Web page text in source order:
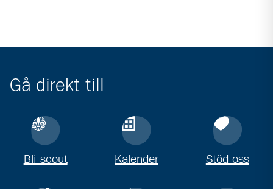
Gå direkt till
Bli scout Kalender Stöd oss